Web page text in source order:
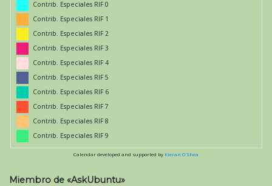
Contrib. Especiales RIF 0
Contrib. Especiales RIF 1
Contrib. Especiales RIF 2
Contrib. Especiales RIF 3
Contrib. Especiales RIF 4
Contrib. Especiales RIF 5
Contrib. Especiales RIF 6
Contrib. Especiales RIF 7
Contrib. Especiales RIF 8
Contrib. Especiales RIF 9
Calendar developed and supported by Kieran O'Shea
Miembro de «AskUbuntu»